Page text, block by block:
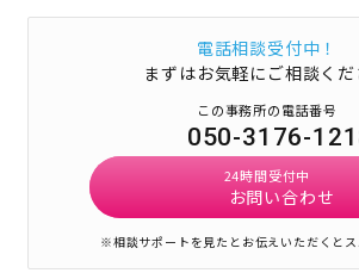
電話相談受付中！
まずはお気軽にご相談くだ
この事務所の電話番号
050-3176-
24時間受付中
お問い合わせ
※相談サポートを見たとお伝えいただくとス